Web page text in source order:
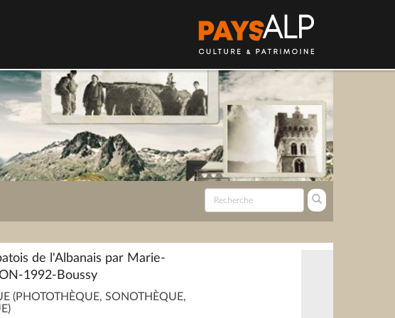
de l'Albanais par Marie-
1992-Boussy
(PHOTOTHÈQUE, SONOTHÈQUE,